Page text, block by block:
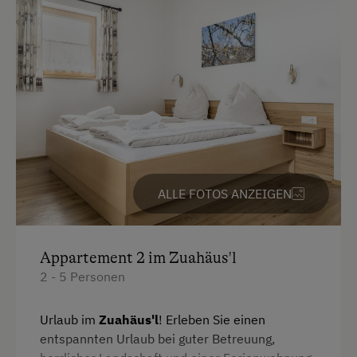
Minigolf
Nationalpark
Nordic Walking
Radwege
Reitwege
Rodelbahn in der Nähe
Schneeschuhwanderung
Skibusnähe
Skifahren
Skilift
Dusche
Fernseher
Garten
Getränkeerwerb im Haus
Haarföhn
Handtücher
Kaffeemaschine
Kinderbett
Mikrowelle
Reinigungsausstattung im Hotel
Safe
Wasserkocher
ALLE FOTOS ANZEIGEN
Appartement 2 im Zuahäus'l
2 - 5 Personen
Urlaub im Zuahäus'l! Erleben Sie einen
entspannten Urlaub bei guter Betreuung,